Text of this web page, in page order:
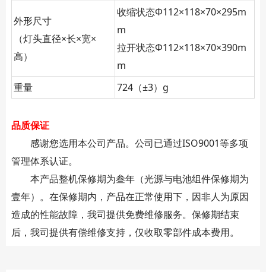
外形尺寸
（灯头直径×长×宽×
高）
收缩状态Φ112×118×70×295m
m
拉开状态Φ112×118×70×390m
m
重量
724（±3）g
品质保证
感谢您选用本公司产品。公司已通过ISO9001等多项
管理体系认证。
本产品整机保修期为叁年（光源与电池组件保修期为
壹年）。在保修期内，产品在正常使用下，因非人为原因
造成的性能故障，我司提供免费维修服务。保修期结束
后，我司提供有偿维修支持，仅收取零部件成本费用。